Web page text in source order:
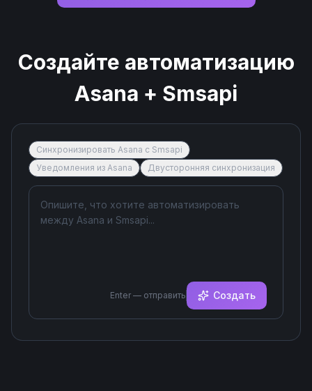
Создайте автоматизацию
Asana + Smsapi
Синхронизировать Asana с Smsapi
Уведомления из Asana
Двусторонняя синхронизация
Enter — отправить Создать